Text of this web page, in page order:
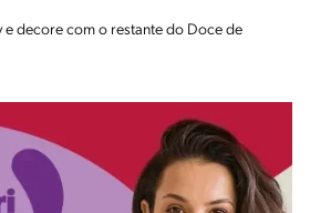
e decore com o restante do Doce de